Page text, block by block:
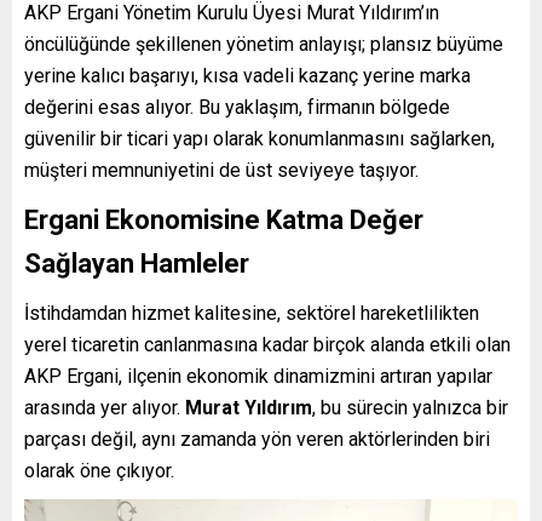
AKP Ergani Yönetim Kurulu Üyesi Murat Yıldırım’ın
öncülüğünde şekillenen yönetim anlayışı; plansız büyüme
yerine kalıcı başarıyı, kısa vadeli kazanç yerine marka
değerini esas alıyor. Bu yaklaşım, firmanın bölgede
güvenilir bir ticari yapı olarak konumlanmasını sağlarken,
müşteri memnuniyetini de üst seviyeye taşıyor.
Ergani Ekonomisine Katma Değer
Sağlayan Hamleler
İstihdamdan hizmet kalitesine, sektörel hareketlilikten
yerel ticaretin canlanmasına kadar birçok alanda etkili olan
AKP Ergani, ilçenin ekonomik dinamizmini artıran yapılar
arasında yer alıyor. Murat Yıldırım, bu sürecin yalnızca bir
parçası değil, aynı zamanda yön veren aktörlerinden biri
olarak öne çıkıyor.